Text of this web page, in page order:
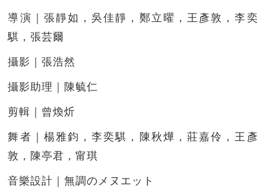
導演｜張靜如，吳佳靜，鄭立曜，王彥敦，李奕
騏，張芸爾
攝影｜張浩然
攝影助理｜陳毓仁
剪輯｜曾煥炘
舞者｜楊雅鈞，李奕騏，陳秋燁，莊嘉伶，王彥
敦，陳亭君，甯琪
音樂設計｜無調のメヌエット